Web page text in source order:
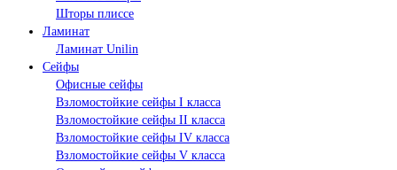
Шторы плиссе
Ламинат
Ламинат Unilin
Сейфы
Офисные сейфы
Взломостойкие сейфы I класса
Взломостойкие сейфы II класса
Взломостойкие сейфы IV класса
Взломостойкие сейфы V класса